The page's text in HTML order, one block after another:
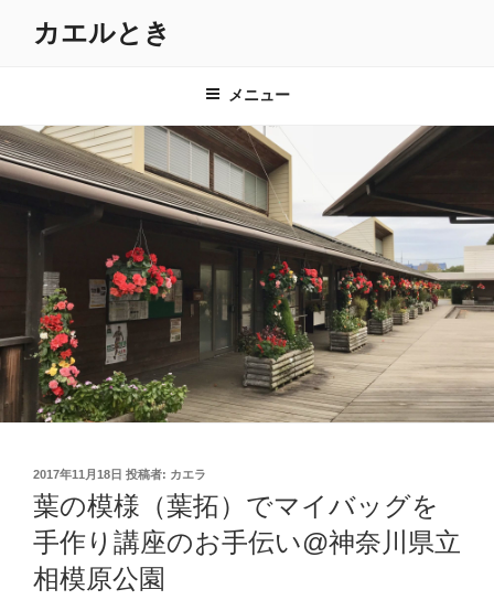
へ
ス
カエルとき
メニュー
投
稿
日:
2017年11月18日 投稿者: カエラ
葉の模様（葉拓）でマイバッグを
手作り講座のお手伝い@神奈川県立
相模原公園